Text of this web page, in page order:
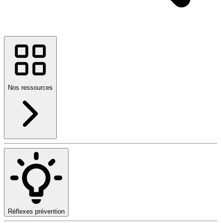
Nos ressources
Réflexes prévention